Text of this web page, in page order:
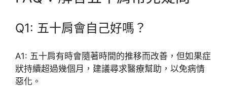
Q1: 五十肩會自己好嗎？
A1: 五十肩有時會隨著時間的推移而改善，但如果症
狀持續超過幾個月，建議尋求醫療幫助，以免病情
惡化。